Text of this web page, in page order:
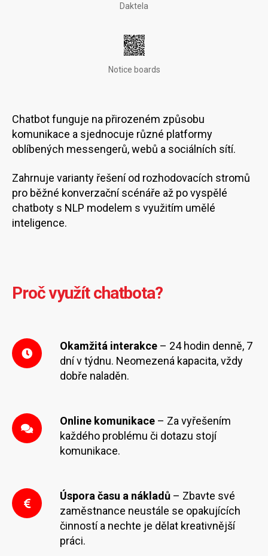
Daktela
Notice boards
Chatbot funguje na přirozeném způsobu
komunikace a sjednocuje různé platformy
oblíbených messengerů, webů a sociálních sítí.
Zahrnuje varianty řešení od rozhodovacích stromů
pro běžné konverzační scénáře až po vyspělé
chatboty s NLP modelem s využitím umělé
inteligence.
Proč využít chatbota?
Okamžitá interakce – 24 hodin denně, 7
dní v týdnu. Neomezená kapacita, vždy
dobře naladěn.
Online komunikace – Za vyřešením
každého problému či dotazu stojí
komunikace.
Úspora času a nákladů – Zbavte své
zaměstnance neustále se opakujících
činností a nechte je dělat kreativnější
práci.